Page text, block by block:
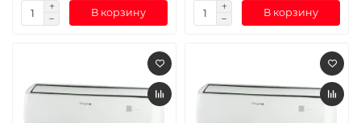
В корзину В корзину